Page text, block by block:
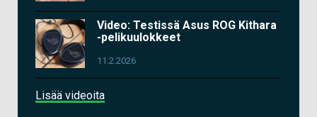
Video: Testissä Asus ROG Kithara
-pelikuulokkeet
11.2.2026
Lisää videoita